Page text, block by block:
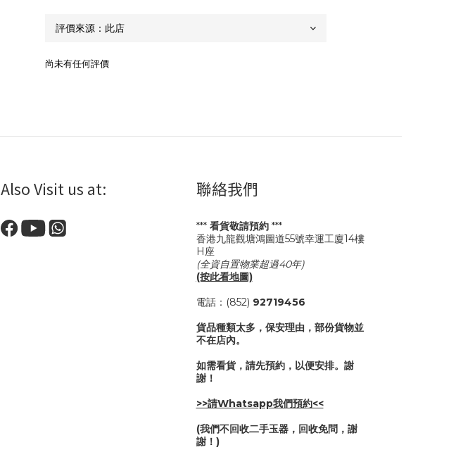
尚未有任何評價
Also Visit us at: 聯絡我們
*** 看貨敬請預約***
香港九龍觀塘鴻圖道55號幸運工廈14樓
H座
(全資自置物業超過40年)
(按此看地圖)
電話：(852) 92719456
貨品種類太多，保安理由，部份貨物並
不在店內。
如需看貨，請先預約，以便安排。謝
謝！
>>請Whatsapp我們預約<<
(我們不回收二手玉器，回收免問，謝
謝！)